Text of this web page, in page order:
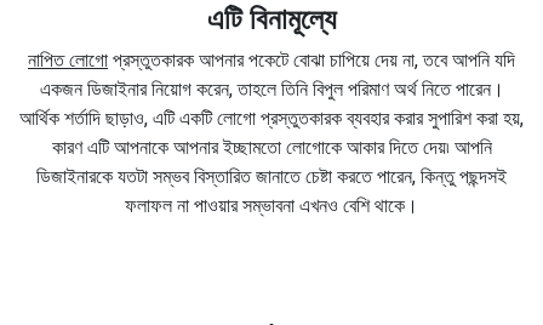
এটি বিনামূল্যে
নাপিত লোগো প্রস্তুতকারক আপনার পকেটে বোঝা চাপিয়ে দেয় না, তবে আপনি যদি
একজন ডিজাইনার নিয়োগ করেন, তাহলে তিনি বিপুল পরিমাণ অর্থ নিতে পারেন।
আর্থিক শর্তাদি ছাড়াও, এটি একটি লোগো প্রস্তুতকারক ব্যবহার করার সুপারিশ করা হয়,
কারণ এটি আপনাকে আপনার ইচ্ছামতো লোগোকে আকার দিতে দেয়৷ আপনি
ডিজাইনারকে যতটা সম্ভব বিস্তারিত জানাতে চেষ্টা করতে পারেন, কিন্তু পছন্দসই
ফলাফল না পাওয়ার সম্ভাবনা এখনও বেশি থাকে।